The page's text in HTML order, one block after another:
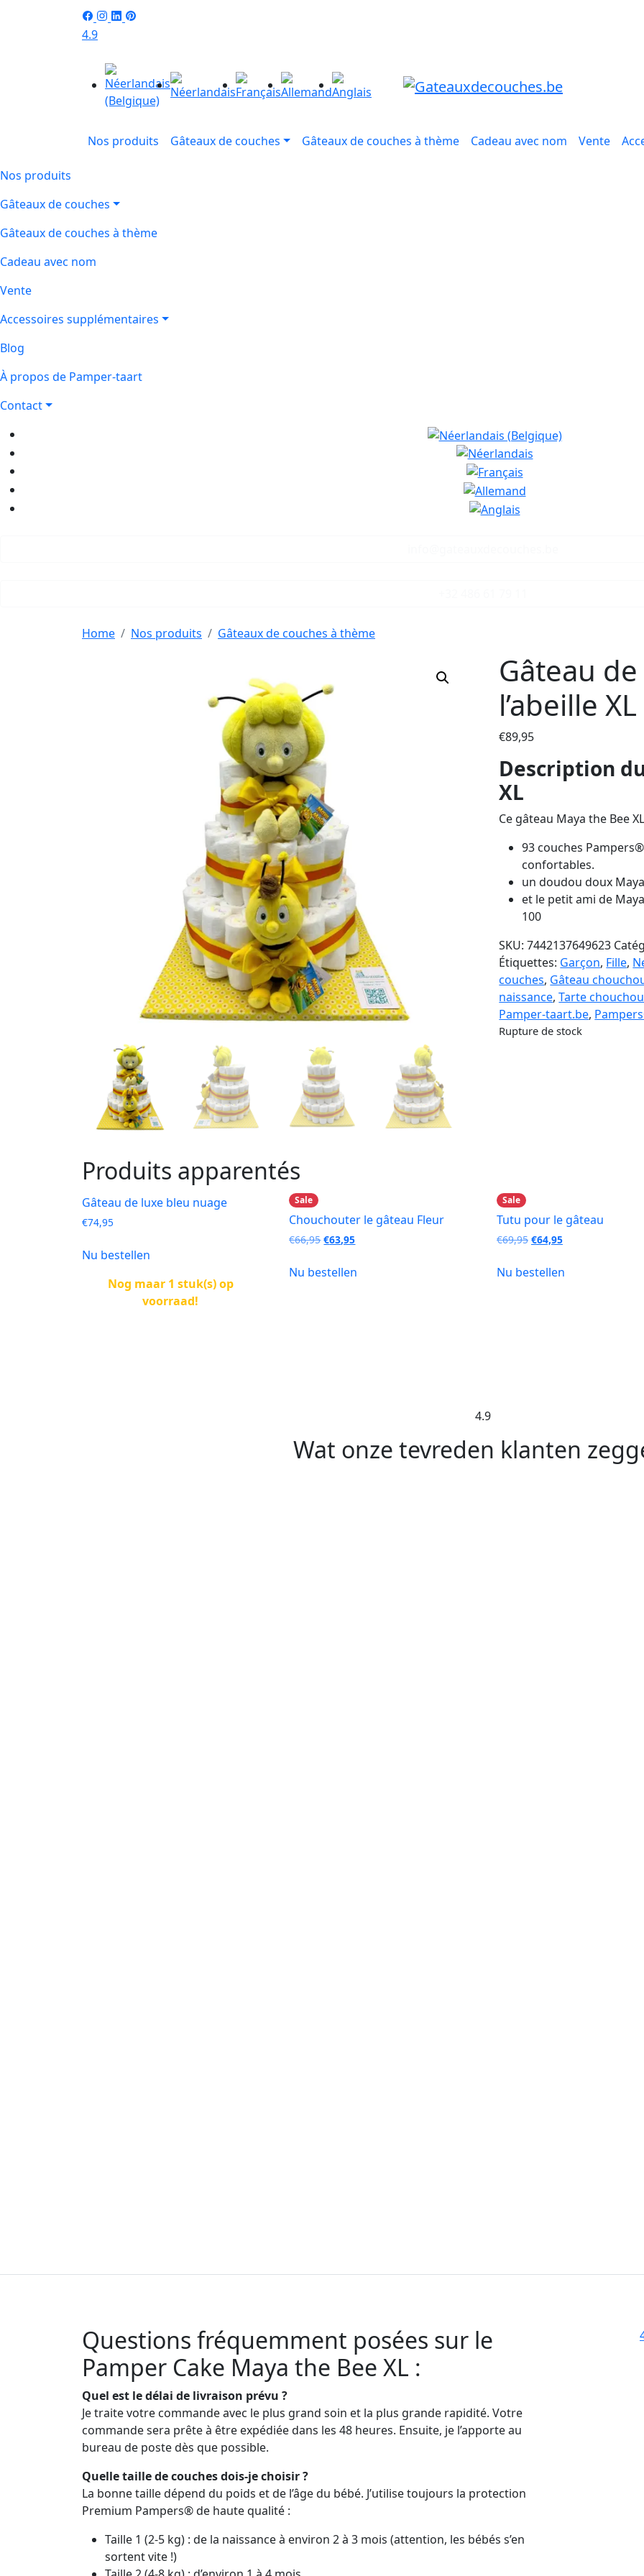
4.9
Nos produits Gâteaux de couches Gâteaux de couches à thème Cadeau avec nom Vente
Nos produits
Gâteaux de couches
Gâteaux de couches à thème
Cadeau avec nom
Vente
Accessoires supplémentaires
Blog
À propos de Pamper-taart
Contact
Home Nos produits Gâteaux de couches à thème
Gâteau
l’abeille XL
€89,95
Description
XL
Ce gâteau Maya the Bee
93 couches
confortables.
un doudou doux
et le petit ami de
100
SKU:7442137649623
Étiquettes: Garçon, Fille,
couches, Gâteau
naissance,Tarte
Pamper-taart.be,
Rupture de stock
Produits apparentés
Gâteau de luxe bleu nuage
€74,95
Nu bestellen
Nog maar 1 stuk(s) op
voorraad!
Sale
Chouchouter le gâteau Fleur
€66,95Original
was:
€63,95Current
is:
Nu bestellen
Sale
Tutu pour le gâteau
€69,95 Original
was:
€64,95Current
is:
Nu bestellen
4.9
Wat onze tevreden klanten
Questions fréquemment posées sur le
Pamper Cake Maya the Bee XL :
Quel est le délai de livraison prévu ?
Je traite votre commande avec le plus grand soin et la plus grande rapidité. Votre
commande sera prête à être expédiée dans les 48 heures. Ensuite, je l’apporte au
bureau de poste dès que possible.
Quelle taille de couches dois-je choisir ?
La bonne taille dépend du poids et de l’âge du bébé. J’utilise toujours la protection
Premium Pampers® de haute qualité :
Taille 1 (2-5 kg) : de la naissance à environ 2 à 3 mois (attention, les bébés s’en
sortent vite !)